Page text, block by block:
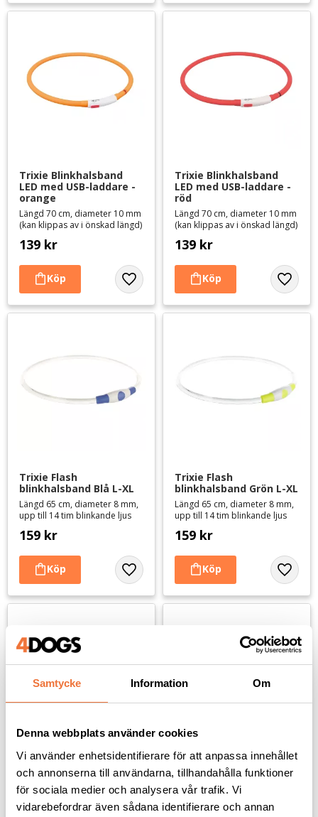
Samtycke Information Om
Denna webbplats använder cookies
Vi använder enhetsidentifierare för att anpassa innehållet
och annonserna till användarna, tillhandahålla funktioner
för sociala medier och analysera vår trafik. Vi
vidarebefordrar även sådana identifierare och annan
Trixie Blinkhalsband
LED med USB-laddare -
orange
Längd 70 cm, diameter 10 mm
(kan klippas av i önskad längd)
139 kr
Lägg till i favoriter
Trixie Blinkhalsband
LED med USB-laddare -
röd
Längd 70 cm, diameter 10 mm
(kan klippas av i önskad längd)
139 kr
Lägg
Trixie Flash
blinkhalsband Blå L-XL
Längd 65 cm, diameter 8 mm,
upp till 14 tim blinkande ljus
159 kr
Lägg till i favoriter
Trixie Flash
blinkhalsband Grön L-XL
Längd 65 cm, diameter 8 mm,
upp till 14 tim blinkande ljus
159 kr
Lägg
Trixie Flash
blinkhalsband Grön S-M
Längd 40 cm, diameter 8 mm,
upp till 14 tim blinkande ljus
Trixie Flash
blinkhalsband Röd L-XL
Längd 65 cm, diameter 8 mm,
upp till 14 tim blinkande ljus